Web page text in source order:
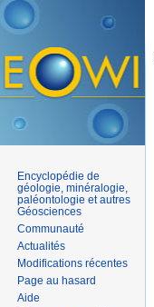
Encyclopédie de
géologie, minéralogie,
paléontologie et autres
Géosciences
Communauté
Actualités
Modifications récentes
Page au hasard
Aide